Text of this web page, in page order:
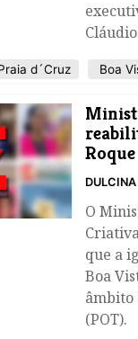
d´Cruz Boa
Roque
​O
que a
Boa
âmbito
(POT).